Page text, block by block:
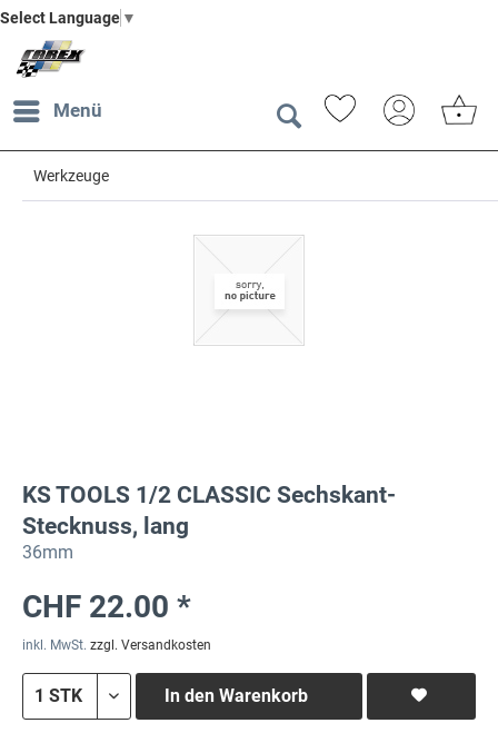
Select Language ▼
Menü
Werkzeuge
KS TOOLS 1/2 CLASSIC Sechskant-
Stecknuss, lang
36mm
CHF 22.00 *
inkl. MwSt. zzgl. Versandkosten
In den Warenkorb